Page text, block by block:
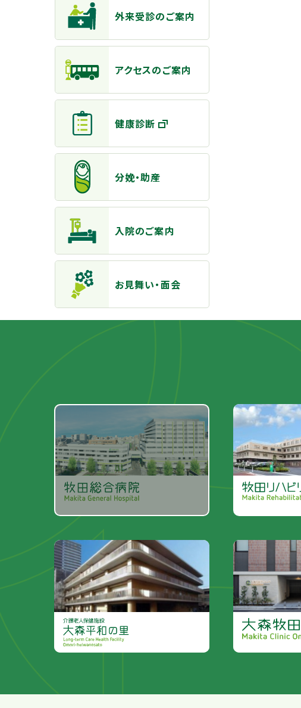
外来受診のご案内
アクセスのご案内
健康診断
分娩・助産
入院のご案内
お見舞い・面会